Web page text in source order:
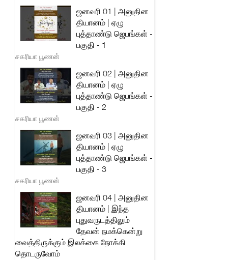
ஜனவரி 01 | அனுதின
தியானம் | ஏழு
புத்தாண்டு ஜெபங்கள் -
பகுதி - 1
சகரியா பூணன்
ஜனவரி 02 | அனுதின
தியானம் | ஏழு
புத்தாண்டு ஜெபங்கள் -
பகுதி - 2
சகரியா பூணன்
ஜனவரி 03 | அனுதின
தியானம் | ஏழு
புத்தாண்டு ஜெபங்கள் -
பகுதி - 3
சகரியா பூணன்
ஜனவரி 04 | அனுதின
தியானம் | இந்த
புதுவருடத்திலும்
தேவன் நமக்கென்று
வைத்திருக்கும் இலக்கை நோக்கி
தொடருவோம்